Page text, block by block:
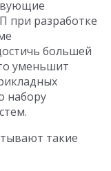
при разработке
большей
уменьшит
набору
такие